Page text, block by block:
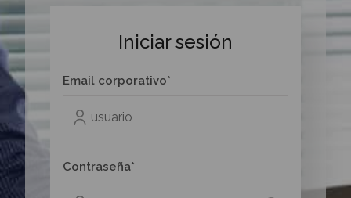
Iniciar sesión
Email corporativo*
Contraseña*